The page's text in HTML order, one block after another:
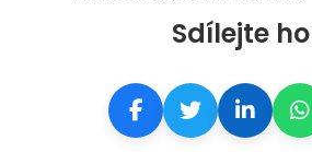
Sdílejte